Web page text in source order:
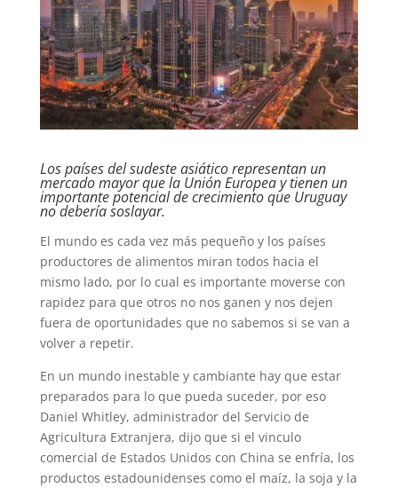
Los países del sudeste asiático representan un
mercado mayor que la Unión Europea y tienen un
importante potencial de crecimiento que Uruguay
no debería soslayar.
El mundo es cada vez más pequeño y los países
productores de alimentos miran todos hacia el
mismo lado, por lo cual es importante moverse con
rapidez para que otros no nos ganen y nos dejen
fuera de oportunidades que no sabemos si se van a
volver a repetir.
En un mundo inestable y cambiante hay que estar
preparados para lo que pueda suceder, por eso
Daniel Whitley, administrador del Servicio de
Agricultura Extranjera, dijo que si el vinculo
comercial de Estados Unidos con China se enfría, los
productos estadounidenses como el maíz, la soja y la